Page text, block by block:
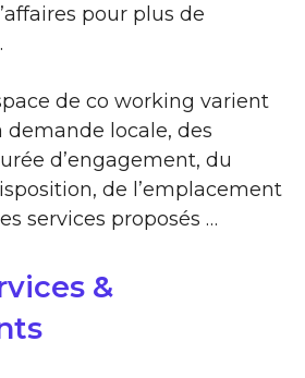
pour plus de
de co working varient
locale, des
d’engagement, du
de l’emplacement
services proposés …
&